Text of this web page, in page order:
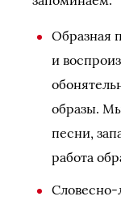
Образная
и
образы.
песни,
работа
Словесно-